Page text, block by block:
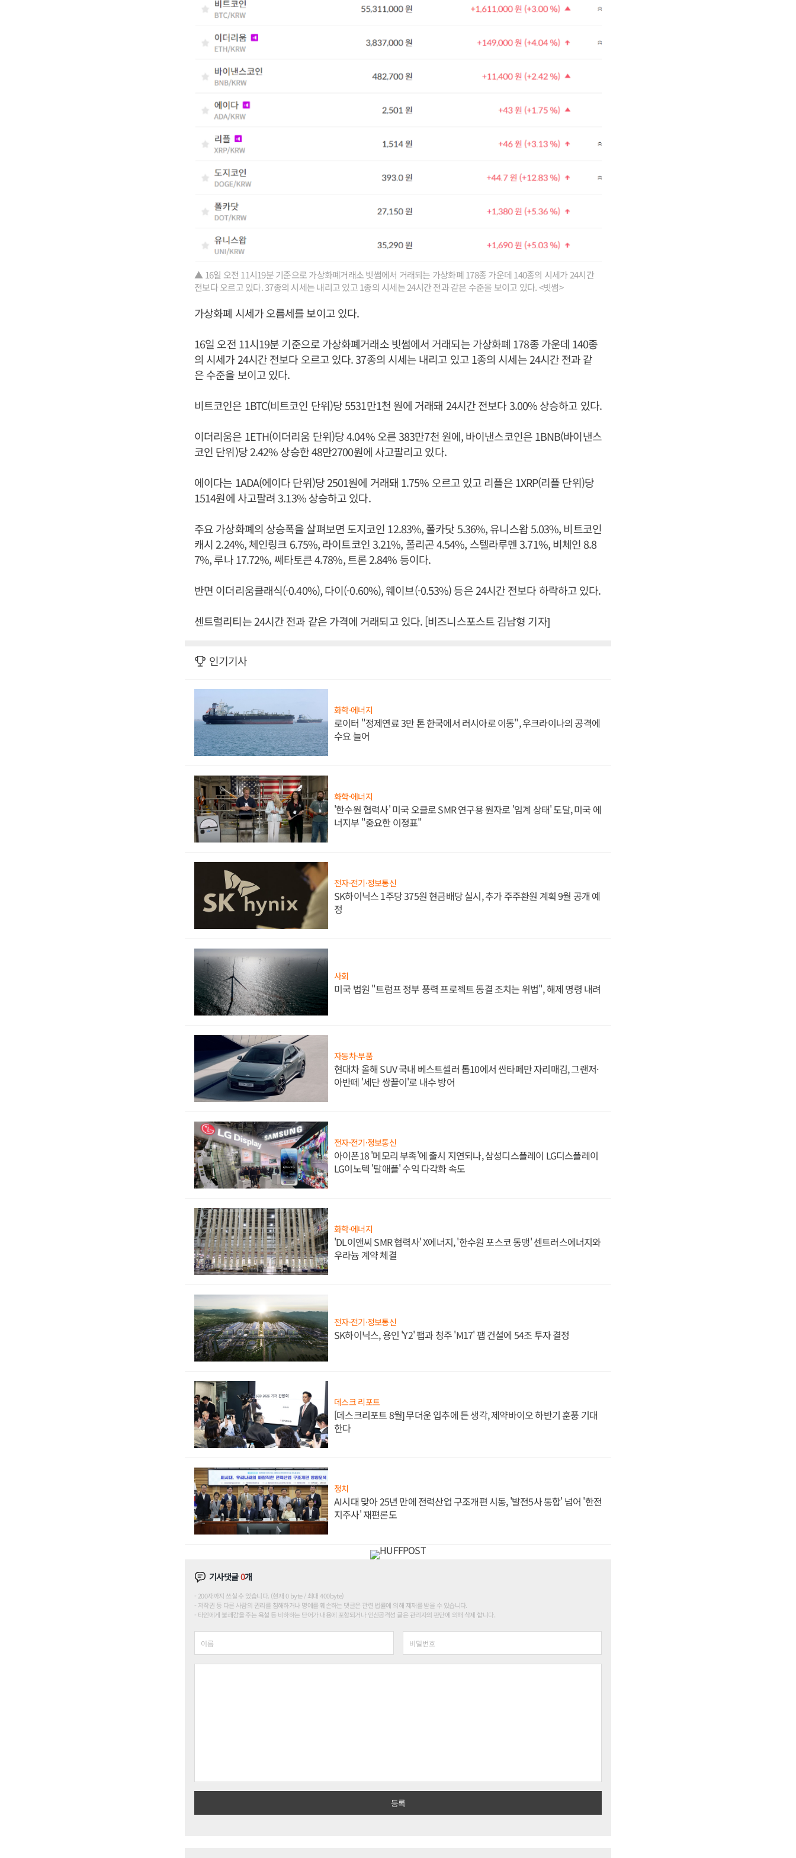
▲ 16일 오전 11시19분 기준으로 가상화폐거래소 빗썸에서 거래되는 가상화폐 178종 가운데 140종의 시세가 24시간
전보다 오르고 있다. 37종의 시세는 내리고 있고 1종의 시세는 24시간 전과 같은 수준을 보이고 있다. <빗썸>
가상화폐 시세가 오름세를 보이고 있다.
16일 오전 11시19분 기준으로 가상화폐거래소 빗썸에서 거래되는 가상화폐 178종 가운데 140종
의 시세가 24시간 전보다 오르고 있다. 37종의 시세는 내리고 있고 1종의 시세는 24시간 전과 같
은 수준을 보이고 있다.
비트코인은 1BTC(비트코인 단위)당 5531만1천 원에 거래돼 24시간 전보다 3.00% 상승하고 있다.
이더리움은 1ETH(이더리움 단위)당 4.04% 오른 383만7천 원에, 바이낸스코인은 1BNB(바이낸스
코인 단위)당 2.42% 상승한 48만2700원에 사고팔리고 있다.
에이다는 1ADA(에이다 단위)당 2501원에 거래돼 1.75% 오르고 있고 리플은 1XRP(리플 단위)당
1514원에 사고팔려 3.13% 상승하고 있다.
주요 가상화폐의 상승폭을 살펴보면 도지코인 12.83%, 폴카닷 5.36%, 유니스왑 5.03%, 비트코인
캐시 2.24%, 체인링크 6.75%, 라이트코인 3.21%, 폴리곤 4.54%, 스텔라루멘 3.71%, 비체인 8.8
7%, 루나 17.72%, 쎄타토큰 4.78%, 트론 2.84% 등이다.
반면 이더리움클래식(-0.40%), 다이(-0.60%), 웨이브(-0.53%) 등은 24시간 전보다 하락하고 있다.
센트럴리티는 24시간 전과 같은 가격에 거래되고 있다. [비즈니스포스트 김남형 기자]
인기기사
화학·에너지
로이터 "정제연료 3만 톤 한국에서 러시아로 이동", 우크라이나의 공격에
수요 늘어
화학·에너지
'한수원 협력사' 미국 오클로 SMR 연구용 원자로 '임계 상태' 도달, 미국 에
너지부 "중요한 이정표"
전자·전기·정보통신
SK하이닉스 1주당 375원 현금배당 실시, 추가 주주환원 계획 9월 공개 예
정
사회
미국 법원 "트럼프 정부 풍력 프로젝트 동결 조치는 위법", 해제 명령 내려
자동차·부품
현대차 올해 SUV 국내 베스트셀러 톱10에서 싼타페만 자리매김, 그랜저·
아반떼 '세단 쌍끌이'로 내수 방어
전자·전기·정보통신
아이폰18 '메모리 부족'에 출시 지연되나, 삼성디스플레이 LG디스플레이
LG이노텍 '탈애플' 수익 다각화 속도
화학·에너지
'DL이앤씨 SMR 협력사' X에너지, '한수원 포스코 동맹' 센트러스에너지와
우라늄 계약 체결
전자·전기·정보통신
SK하이닉스, 용인 'Y2' 팹과 청주 'M17' 팹 건설에 54조 투자 결정
데스크 리포트
[데스크리포트 8월] 무더운 입추에 든 생각, 제약바이오 하반기 훈풍 기대
한다
정치
AI시대 맞아 25년 만에 전력산업 구조개편 시동, '발전5사 통합' 넘어 '한전
지주사' 재편론도
기사댓글0개
200자까지 쓰실 수 있습니다. (현재 0 byte / 최대 400byte)
저작권 등 다른 사람의 권리를 침해하거나 명예를 훼손하는 댓글은 관련 법률에 의해 제재를 받을 수 있습니다.
타인에게 불쾌감을 주는 욕설 등 비하하는 단어가 내용에 포함되거나 인신공격성 글은 관리자의 판단에 의해 삭제 합니다.